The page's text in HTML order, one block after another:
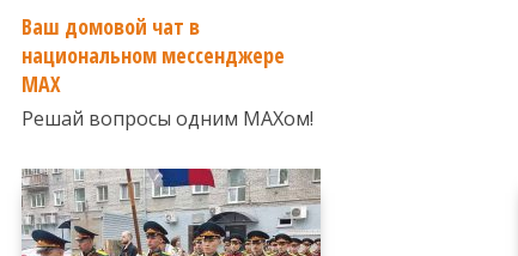
Ваш домовой чат в
национальном мессенджере
МАХ
Решай вопросы одним МАХом!